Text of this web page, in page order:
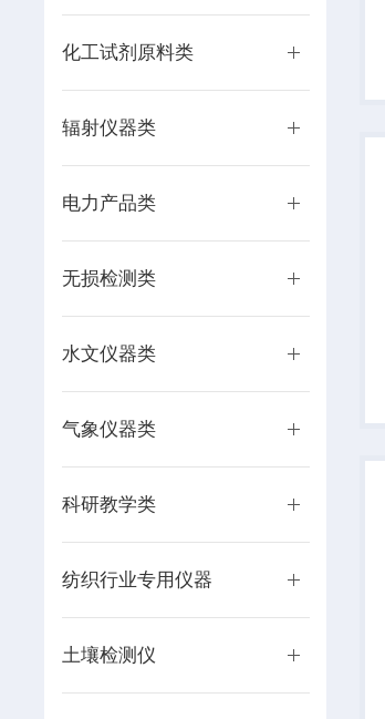
化工试剂原料类
辐射仪器类
电力产品类
无损检测类
水文仪器类
气象仪器类
科研教学类
纺织行业专用仪器
土壤检测仪